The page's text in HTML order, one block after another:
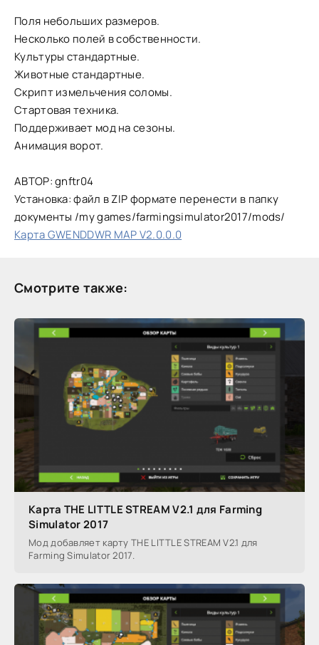
Поля небольших размеров.
Несколько полей в собственности.
Культуры стандартные.
Животные стандартные.
Скрипт измельчения соломы.
Стартовая техника.
Поддерживает мод на сезоны.
Анимация ворот.
АВТОР: gnftr04
Установка: файл в ZIP формате перенести в папку
документы /my games/farmingsimulator2017/mods/
Карта GWENDDWR MAP V2.0.0.0
Смотрите также:
Карта THE LITTLE STREAM V2.1 для Farming
Simulator 2017
Мод добавляет карту THE LITTLE STREAM V2.1 для
Farming Simulator 2017.